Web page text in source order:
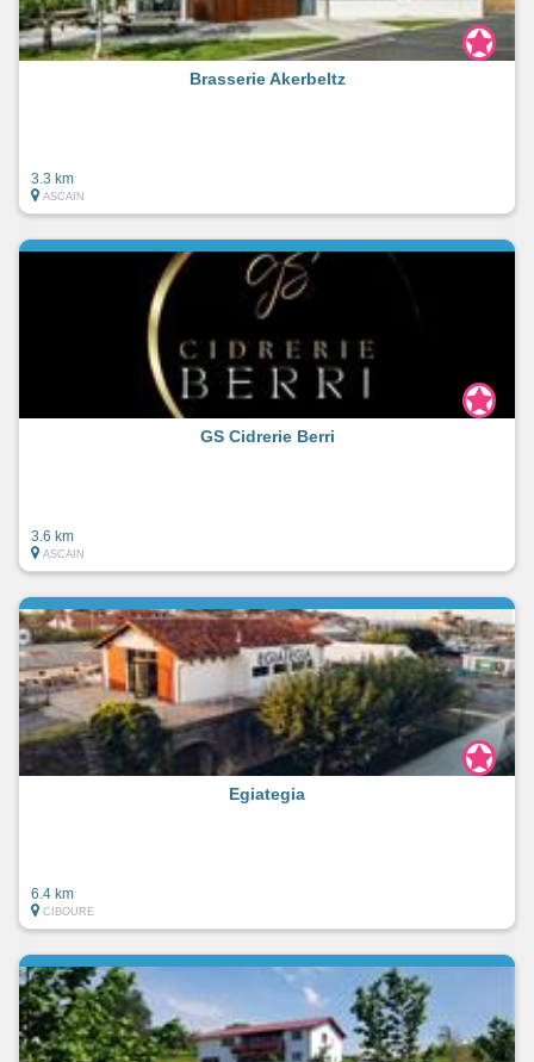
Brasserie Akerbeltz
3.3 km
ASCAIN
GS Cidrerie Berri
3.6 km
ASCAIN
Egiategia
6.4 km
CIBOURE